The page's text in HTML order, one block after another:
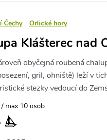
Čechy Orlické hory
Klášterec nad
obyčejná roubená
gril, ohniště) leží v
stezky vedoucí do
max 10 osob